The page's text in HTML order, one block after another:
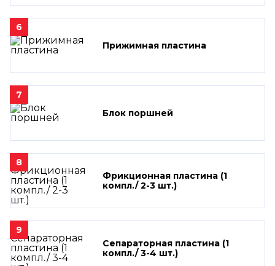
6
Прижимная пластина
7
Блок поршней
8
Фрикционная пластина (1
компл./ 2-3 шт.)
9
Сепараторная пластина (1
компл./ 3-4 шт.)